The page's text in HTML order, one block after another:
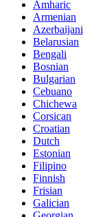
Amharic
Armenian
Azerbaijani
Belarusian
Bengali
Bosnian
Bulgarian
Cebuano
Chichewa
Corsican
Croatian
Dutch
Estonian
Filipino
Finnish
Frisian
Galician